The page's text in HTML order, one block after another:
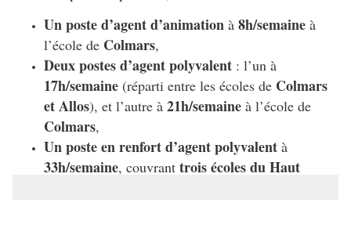
Un poste d’agent d’animation à 8h/semaine à
l’école de Colmars,
Deux postes d’agent polyvalent : l’un à
17h/semaine (réparti entre les écoles de Colmars
et Allos), et l’autre à 21h/semaine à l’école de
Colmars,
Un poste en renfort d’agent polyvalent à
33h/semaine, couvrant trois écoles du Haut